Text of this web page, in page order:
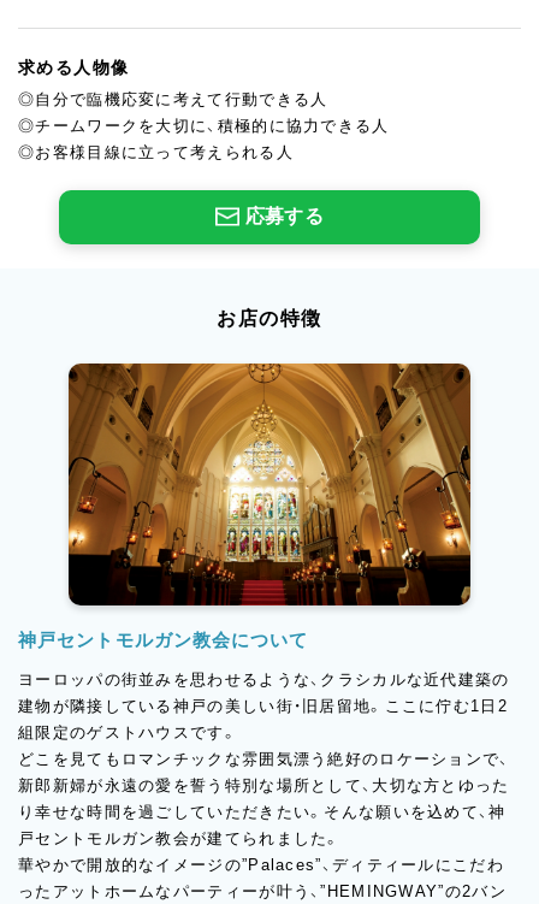
求める人物像
◎自分で臨機応変に考えて行動できる人
◎チームワークを大切に、積極的に協力できる人
◎お客様目線に立って考えられる人
応募する
お店の特徴
神戸セントモルガン教会について
ヨーロッパの街並みを思わせるような、クラシカルな近代建築の
建物が隣接している神戸の美しい街・旧居留地。ここに佇む1日2
組限定のゲストハウスです。
どこを見てもロマンチックな雰囲気漂う絶好のロケーションで、
新郎新婦が永遠の愛を誓う特別な場所として、大切な方とゆった
り幸せな時間を過ごしていただきたい。そんな願いを込めて、神
戸セントモルガン教会が建てられました。
華やかで開放的なイメージの”Palaces”、ディティールにこだわ
ったアットホームなパーティーが叶う、”HEMINGWAY”の2バン